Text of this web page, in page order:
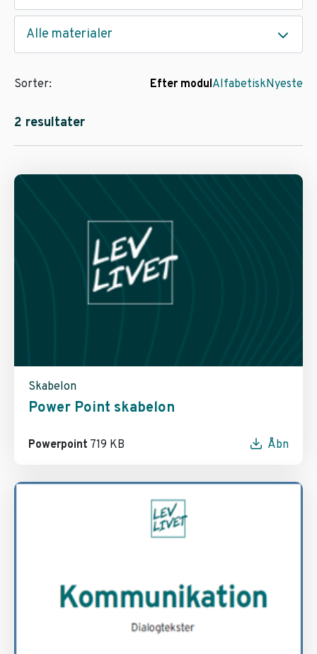
Alle materialer
2 resultater
Sorter: Efter modulAlfabetiskNyeste
Skabelon
Power Point skabelon
Powerpoint 719 KB Åbn